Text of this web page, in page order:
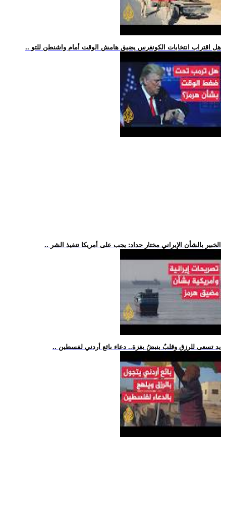
.. هل اقتراب انتخابات الكونغرس يضيق هامش الوقت أمام واشنطن للتو
.. الخبير بالشأن الإيراني مختار حداد: يجب على أمريكا تنفيذ الشر
.. يد تسعى للرزق وقلبٌ ينبضُ بغزة.. دعاء بائع أردني لفسطين